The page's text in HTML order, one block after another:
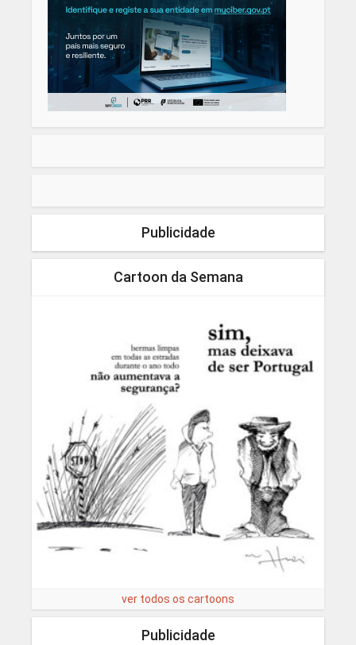
Publicidade
Cartoon da Semana
ver todos os cartoons
Publicidade